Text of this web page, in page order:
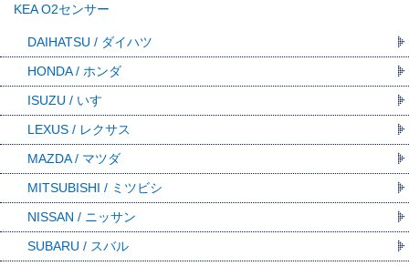
KEA O2センサー
DAIHATSU / ダイハツ
HONDA / ホンダ
ISUZU / いすゞ
LEXUS / レクサス
MAZDA / マツダ
MITSUBISHI / ミツビシ
NISSAN / ニッサン
SUBARU / スバル